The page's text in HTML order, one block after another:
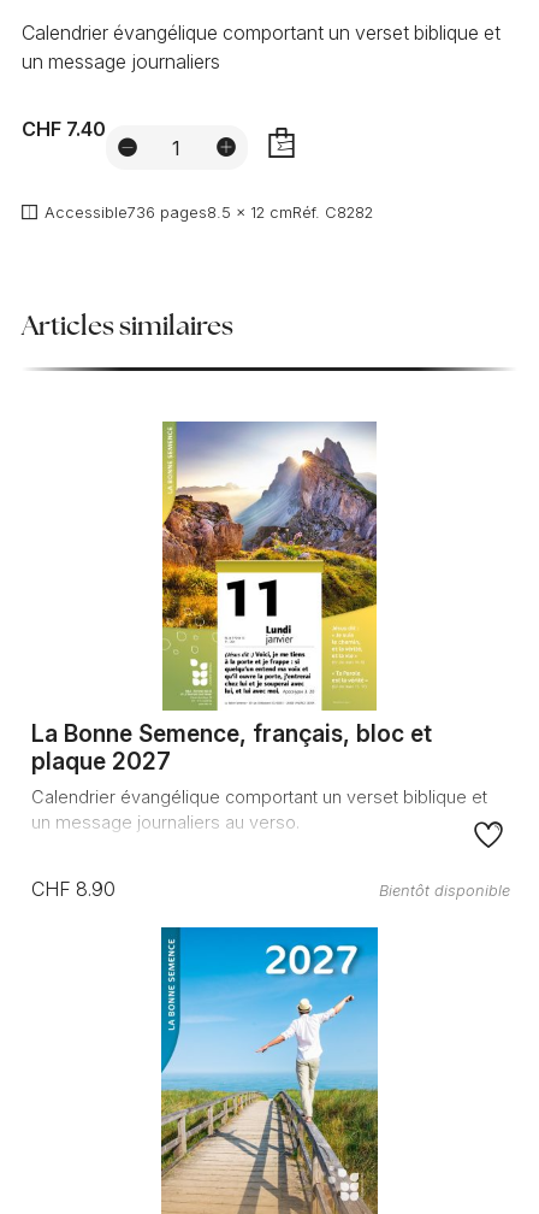
Calendrier évangélique comportant un verset biblique et
un message journaliers
CHF 7.40
Accessible736 pages8.5 x 12 cmRéf. C8282
Articles similaires
La Bonne Semence, français, bloc et
plaque 2027
Calendrier évangélique comportant un verset biblique et
un message journaliers au verso.
CHF 8.90 Bientôt disponible